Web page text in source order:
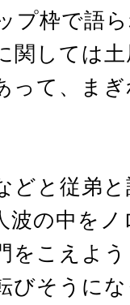
プ枠で語
関しては
って、ま
どと従弟
波の中を
をこえよ
びそうに